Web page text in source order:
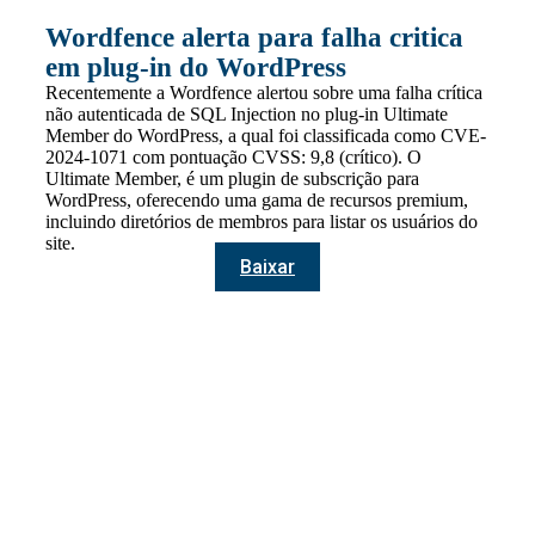
Wordfence alerta para falha critica
em plug-in do WordPress
Recentemente a Wordfence alertou sobre uma falha crítica
não autenticada de SQL Injection no plug-in Ultimate
Member do WordPress, a qual foi classificada como CVE-
2024-1071 com pontuação CVSS: 9,8 (crítico). O
Ultimate Member, é um plugin de subscrição para
WordPress, oferecendo uma gama de recursos premium,
incluindo diretórios de membros para listar os usuários do
site.
Baixar